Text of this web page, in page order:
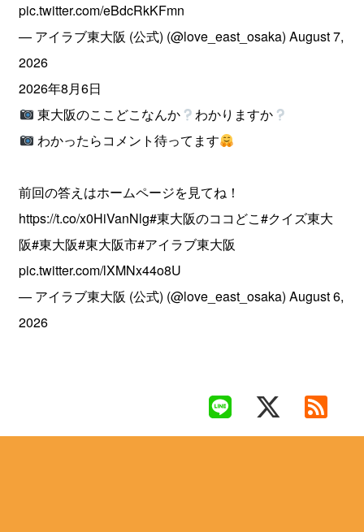
pic.twitter.com/eBdcRkKFmn
— アイラブ東大阪 (公式) (@love_east_osaka)August 7,
2026
2026年8月6日
東大阪のここどこなんか
わかりますか
わかったらコメント待ってます
前回の答えはホームページを見てね！
https://t.co/x0HiVanNlg#東大阪のココどこ#クイズ東大
阪#東大阪#東大阪市#アイラブ東大阪
pic.twitter.com/lXMNx44o8U
— アイラブ東大阪 (公式) (@love_east_osaka)August 6,
2026